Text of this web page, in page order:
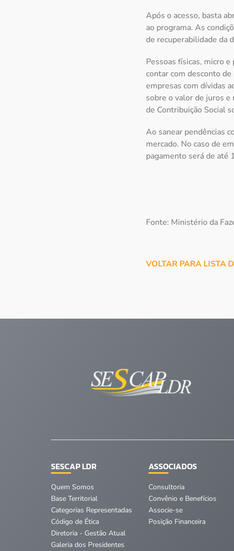
Após o acesso, basta
ao programa. As
de recuperabilidade da
Pessoas físicas, micro
contar com desconto
empresas com dívidas
sobre o valor de juros e
de Contribuição Social
Ao sanear pendências
mercado. No caso de
pagamento será de até
Fonte: Ministério da
VOLTAR PARA LISTA
SESCAP LDR
Quem Somos
Base Territorial
Categorias Representadas
Código de Ética
Diretoria - Gestão Atual
Galeria dos Presidentes
ASSOCIADOS
Consultoria
Convênio e Benefícios
Associe-se
Posição Financeira